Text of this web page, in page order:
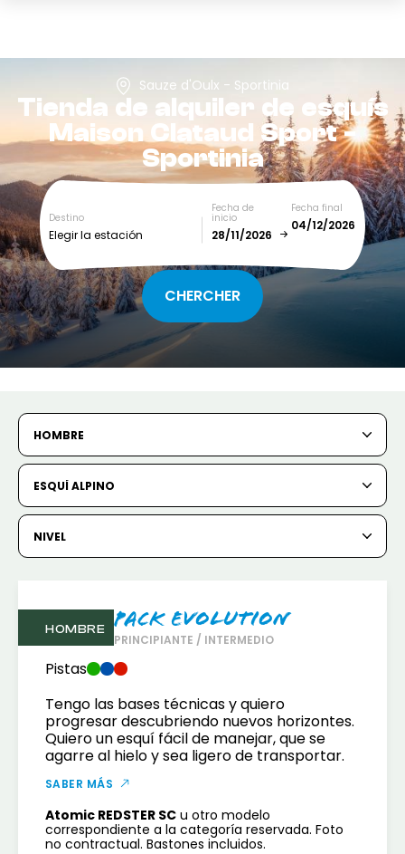
Sauze d'Oulx - Sportinia
Tienda de alquiler de esquís
Maison Clataud Sport -
Sportinia
Destino
Elegir la estación
Fecha de
inicio
Fecha final
December
1 2 3 4 5
6 7 8 9 10 11 12
13
1
3 4
10 11 12 13 14 15
17 18 19 20 21 22 23
24 25
31
HOMBRE
ESQUÍ ALPINO
NIVEL
HOMBRE Pack Evolution
PRINCIPIANTE / INTERMEDIO
Pistas
Tengo las bases técnicas y quiero
progresar descubriendo nuevos horizontes.
Quiero un esquí fácil de manejar, que se
agarre al hielo y sea ligero de transportar.
SABER MÁS
Atomic REDSTER SC u otro modelo
correspondiente a la categoría reservada. Foto
no contractual. Bastones incluidos.